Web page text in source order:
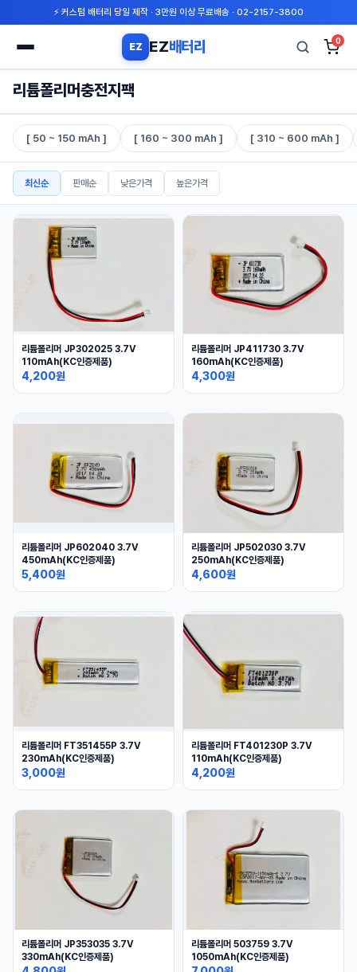
⚡ 커스텀 배터리 당일 제작 · 3만원 이상 무료배송 · 02-2157-3800
EZ EZ배터리 0
색
리튬폴리머충전지팩
[ 50 ~ 150 mAh ] [ 160 ~ 300 mAh ] [ 310 ~ 600 mAh ]
최신순 판매순 낮은가격 높은가격
리튬폴리머 JP302025 3.7V
110mAh(KC인증제품)
4,200원
리튬폴리머 JP411730 3.7V
160mAh(KC인증제품)
4,300원
리튬폴리머 JP602040 3.7V
450mAh(KC인증제품)
5,400원
리튬폴리머 JP502030 3.7V
250mAh(KC인증제품)
4,600원
리튬폴리머 FT351455P 3.7V
230mAh(KC인증제품)
3,000원
리튬폴리머 FT401230P 3.7V
110mAh(KC인증제품)
4,200원
리튬폴리머 JP353035 3.7V
330mAh(KC인증제품)
리튬폴리머 503759 3.7V
1050mAh(KC인증제품)